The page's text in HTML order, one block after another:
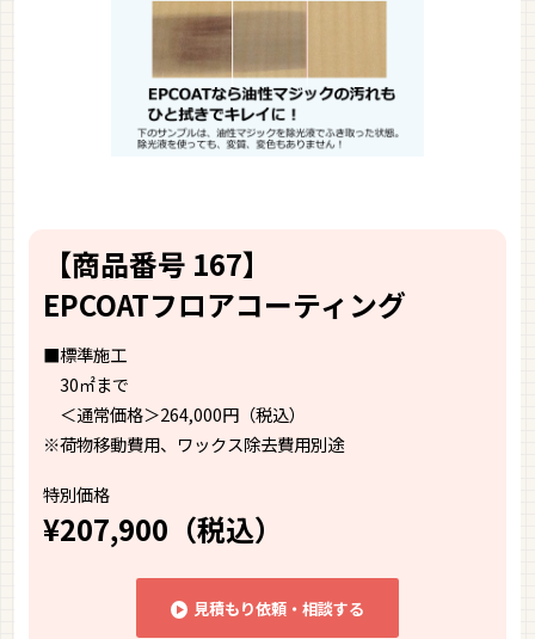
【商品番号 167】
EPCOATフロアコーティング
■標準施工
30㎡まで
＜通常価格＞264,000円（税込）
※荷物移動費用、ワックス除去費用別途
特別価格
¥207,900（税込）
見積もり依頼・相談する